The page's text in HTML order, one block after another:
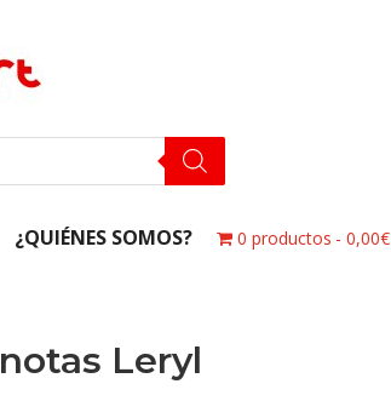
¿QUIÉNES SOMOS? 0 productos 0,00€
Leryl